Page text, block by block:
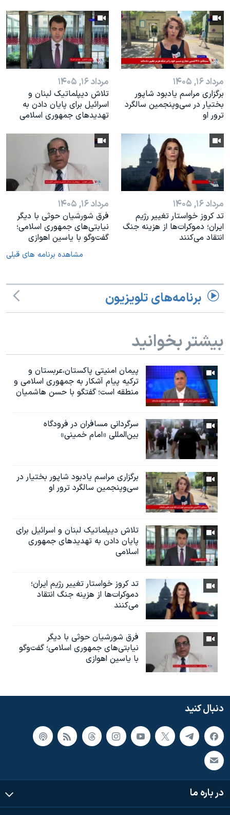
مرداد ۱۶, ۱۴۰۵
برگزاری مراسم یادبود شاپور
بختیار در سی‌وپنجمین سالگرد
ترور او
مرداد ۱۶, ۱۴۰۵
تلاش دیپلماتیک لبنان و
اسرائیل برای پایان دادن بە
تهدیدهای جمهوری اسلامی
مرداد ۱۶, ۱۴۰۵
تد کروز خواستار تغییر رژیم
ایران؛ دموکرات‌ها از هزینه جنگ
انتقاد می‌کنند
مرداد ۱۶, ۱۴۰۵
فرق شورشیان حوثی با دیگر
نیابتی‌های جمهوری اسلامی؛
گفت‌وگو با یاسین اهوازی
مشاهده برنامه های قبلی
برنامه‌های تلویزیون
بیشتر بخوانید
پیمان امنیتی پاکستان،عربستان و
ترکیه پیام آشکار به جمهوری اسلامی و
منطقه است؛ گفتگو با حسن هاشمیان
سرگردانی مسافران در فرودگاه
بین‌المللی «امام خمینی»
برگزاری مراسم یادبود شاپور بختیار در
سی‌وپنجمین سالگرد ترور او
تلاش دیپلماتیک لبنان و اسرائیل برای
پایان دادن بە تهدیدهای جمهوری
اسلامی
تد کروز خواستار تغییر رژیم ایران؛
دموکرات‌ها از هزینه جنگ انتقاد
می‌کنند
فرق شورشیان حوثی با دیگر
نیابتی‌های جمهوری اسلامی؛ گفت‌وگو
با یاسین اهوازی
دنبال کنید
در باره ما